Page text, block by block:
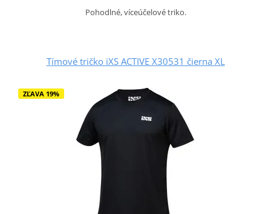
Pohodlné, víceúčelové triko.
Tímové tričko iXS ACTIVE X30531 čierna XL
ZĽAVA 19%